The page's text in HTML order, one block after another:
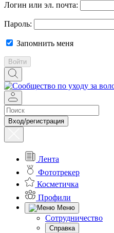
Логин или эл. почта:
Пароль:
Запомнить меня
Войти
Вход/регистрация
Лента
Фототрекер
Косметичка
Профили
Меню
Сотрудничество
Справка